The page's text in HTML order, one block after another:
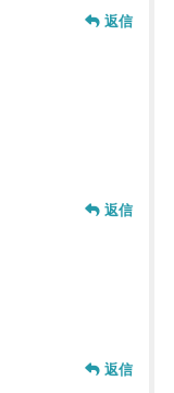
返信
返信
返信